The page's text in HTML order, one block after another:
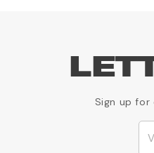
Sign up